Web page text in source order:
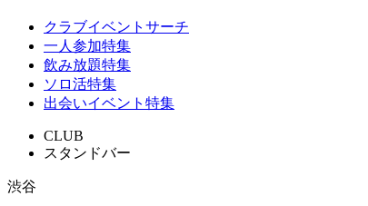
クラブイベントサーチ
一人参加特集
飲み放題特集
ソロ活特集
出会いイベント特集
CLUB
スタンドバー
渋谷